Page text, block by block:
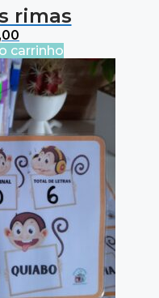
rimas
carrinho